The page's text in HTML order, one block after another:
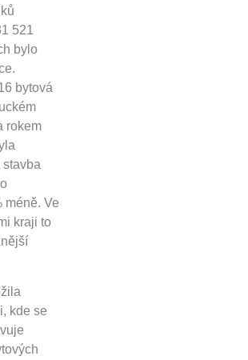
521
bylo
bytová
rokem
méně. Ve
kraji to
kde se